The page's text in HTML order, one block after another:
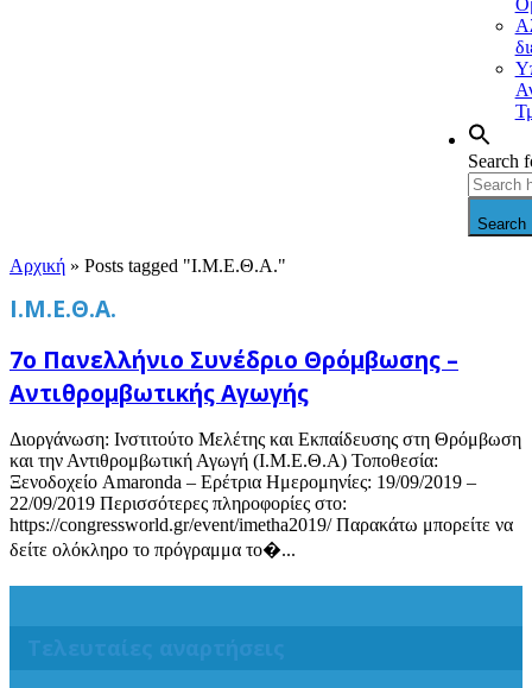
Search
Search
Αρχική » Posts tagged "Ι.Μ.Ε.Θ.Α."
Ι.Μ.Ε.Θ.Α.
7ο Πανελλήνιο Συνέδριο Θρόμβωσης –
Αντιθρομβωτικής Αγωγής
Διοργάνωση: Ινστιτούτο Μελέτης και Εκπαίδευσης στη Θρόμβωση
και την Αντιθρομβωτική Αγωγή (Ι.Μ.Ε.Θ.Α) Τοποθεσία:
Ξενοδοχείο Amaronda – Ερέτρια Ημερομηνίες: 19/09/2019 –
22/09/2019 Περισσότερες πληροφορίες στο:
https://congressworld.gr/event/imetha2019/ Παρακάτω μπορείτε να
δείτε ολόκληρο το πρόγραμμα το�...